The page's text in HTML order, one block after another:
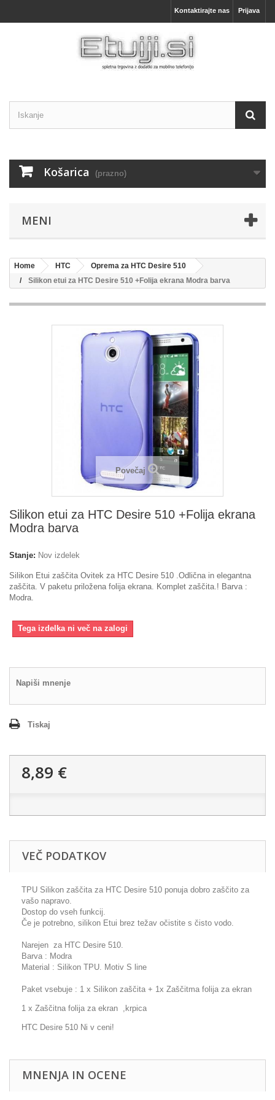
Prijava
Kontaktirajte nas
Košarica (prazno)
MENI
Home HTC
Oprema za HTC Desire 510
Silikon etui za HTC Desire 510 +Folija ekrana Modra barva
Povečaj
Silikon etui za HTC Desire 510 +Folija ekrana
Modra barva
Stanje: Nov izdelek
Silikon Etui zaščita Ovitek za HTC Desire 510 .Odlična in elegantna
zaščita. V paketu priložena folija ekrana. Komplet zaščita.! Barva :
Modra.
Tega izdelka ni več na zalogi
Napiši mnenje
Tiskaj
8,89 €
VEČ PODATKOV
TPU Silikon zaščita za HTC Desire 510 ponuja dobro zaščito za
vašo napravo.
Dostop do vseh funkcij.
Če je potrebno, silikon Etui brez težav očistite s čisto vodo.
Narejen za HTC Desire 510.
Barva : Modra
Material : Silikon TPU. Motiv S line
Paket vsebuje : 1 x Silikon zaščita + 1x Zaščitma folija za ekran
1 x Zaščitna folija za ekran ,krpica
HTC Desire 510 Ni v ceni!
MNENJA IN OCENE